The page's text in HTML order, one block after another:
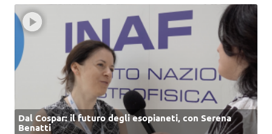
Dal Cospar: il futuro degli esopianeti, con Serena
Benatti